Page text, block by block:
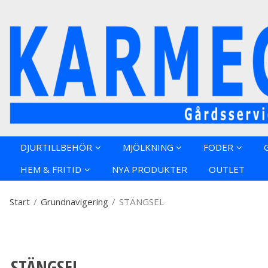
DJURTILLBEHÖR MJÖLKNING FODER
HEM & FRITID
NYA PRODUKTER OUTLET
Start / Grundnavigering / STÄNGSEL